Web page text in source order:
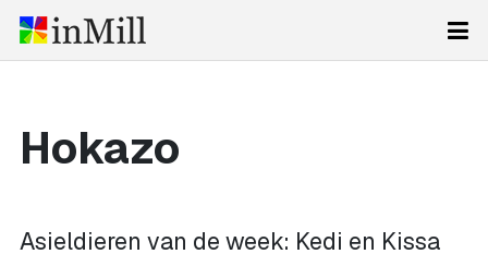
Hokazo
Asieldieren van de week: Kedi en Kissa